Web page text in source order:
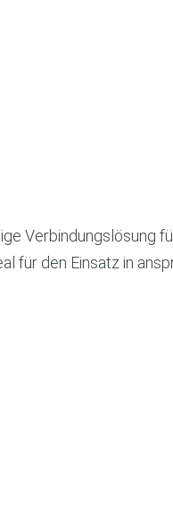
Verbindungslösung
für den Einsatz in